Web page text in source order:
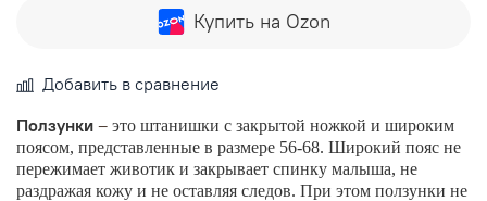
Купить на Ozon
Добавить в сравнение
Ползунки – это штанишки с закрытой ножкой и широким
поясом, представленные в размере 56-68. Широкий пояс не
пережимает животик и закрывает спинку малыша, не
раздражая кожу и не оставляя следов. При этом ползунки не